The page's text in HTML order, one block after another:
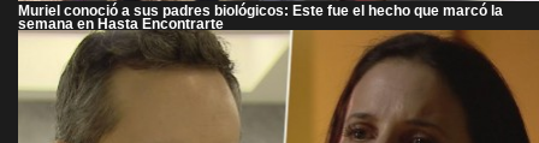
Muriel conoció a sus padres biológicos: Este fue el hecho que marcó la
semana en Hasta Encontrarte